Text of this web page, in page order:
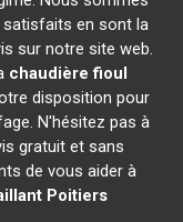
en sont la
sur notre site web.
chaudière fioul
disposition pour
N'hésitez pas à
gratuit et sans
de vous aider à
Poitiers